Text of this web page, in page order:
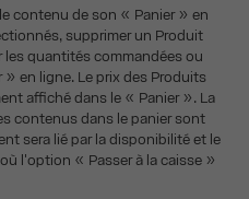
contenu de son « Panier » en
supprimer un Produit
quantités commandées ou
en ligne. Le prix des Produits
affiché dans le « Panier ». La
contenus dans le panier sont
sera lié par la disponibilité et le
l'option « Passer à la caisse »